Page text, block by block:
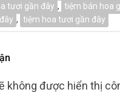
tươi gần đây , tiệm bán hoa
, tiệm hoa tươi gần đây
không được hiển thị